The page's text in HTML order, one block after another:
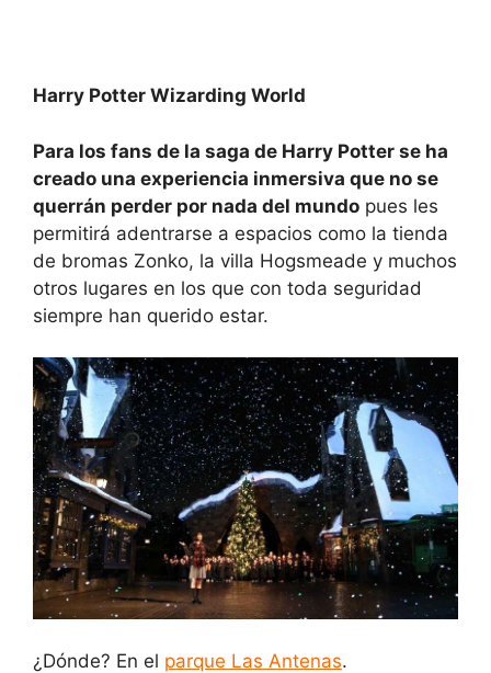
Harry Potter Wizarding World
Para los fans de la saga de Harry Potter se ha
creado una experiencia inmersiva que no se
querrán perder por nada del mundo pues les
permitirá adentrarse a espacios como la tienda
de bromas Zonko, la villa Hogsmeade y muchos
otros lugares en los que con toda seguridad
siempre han querido estar.
¿Dónde? En el parque Las Antenas.